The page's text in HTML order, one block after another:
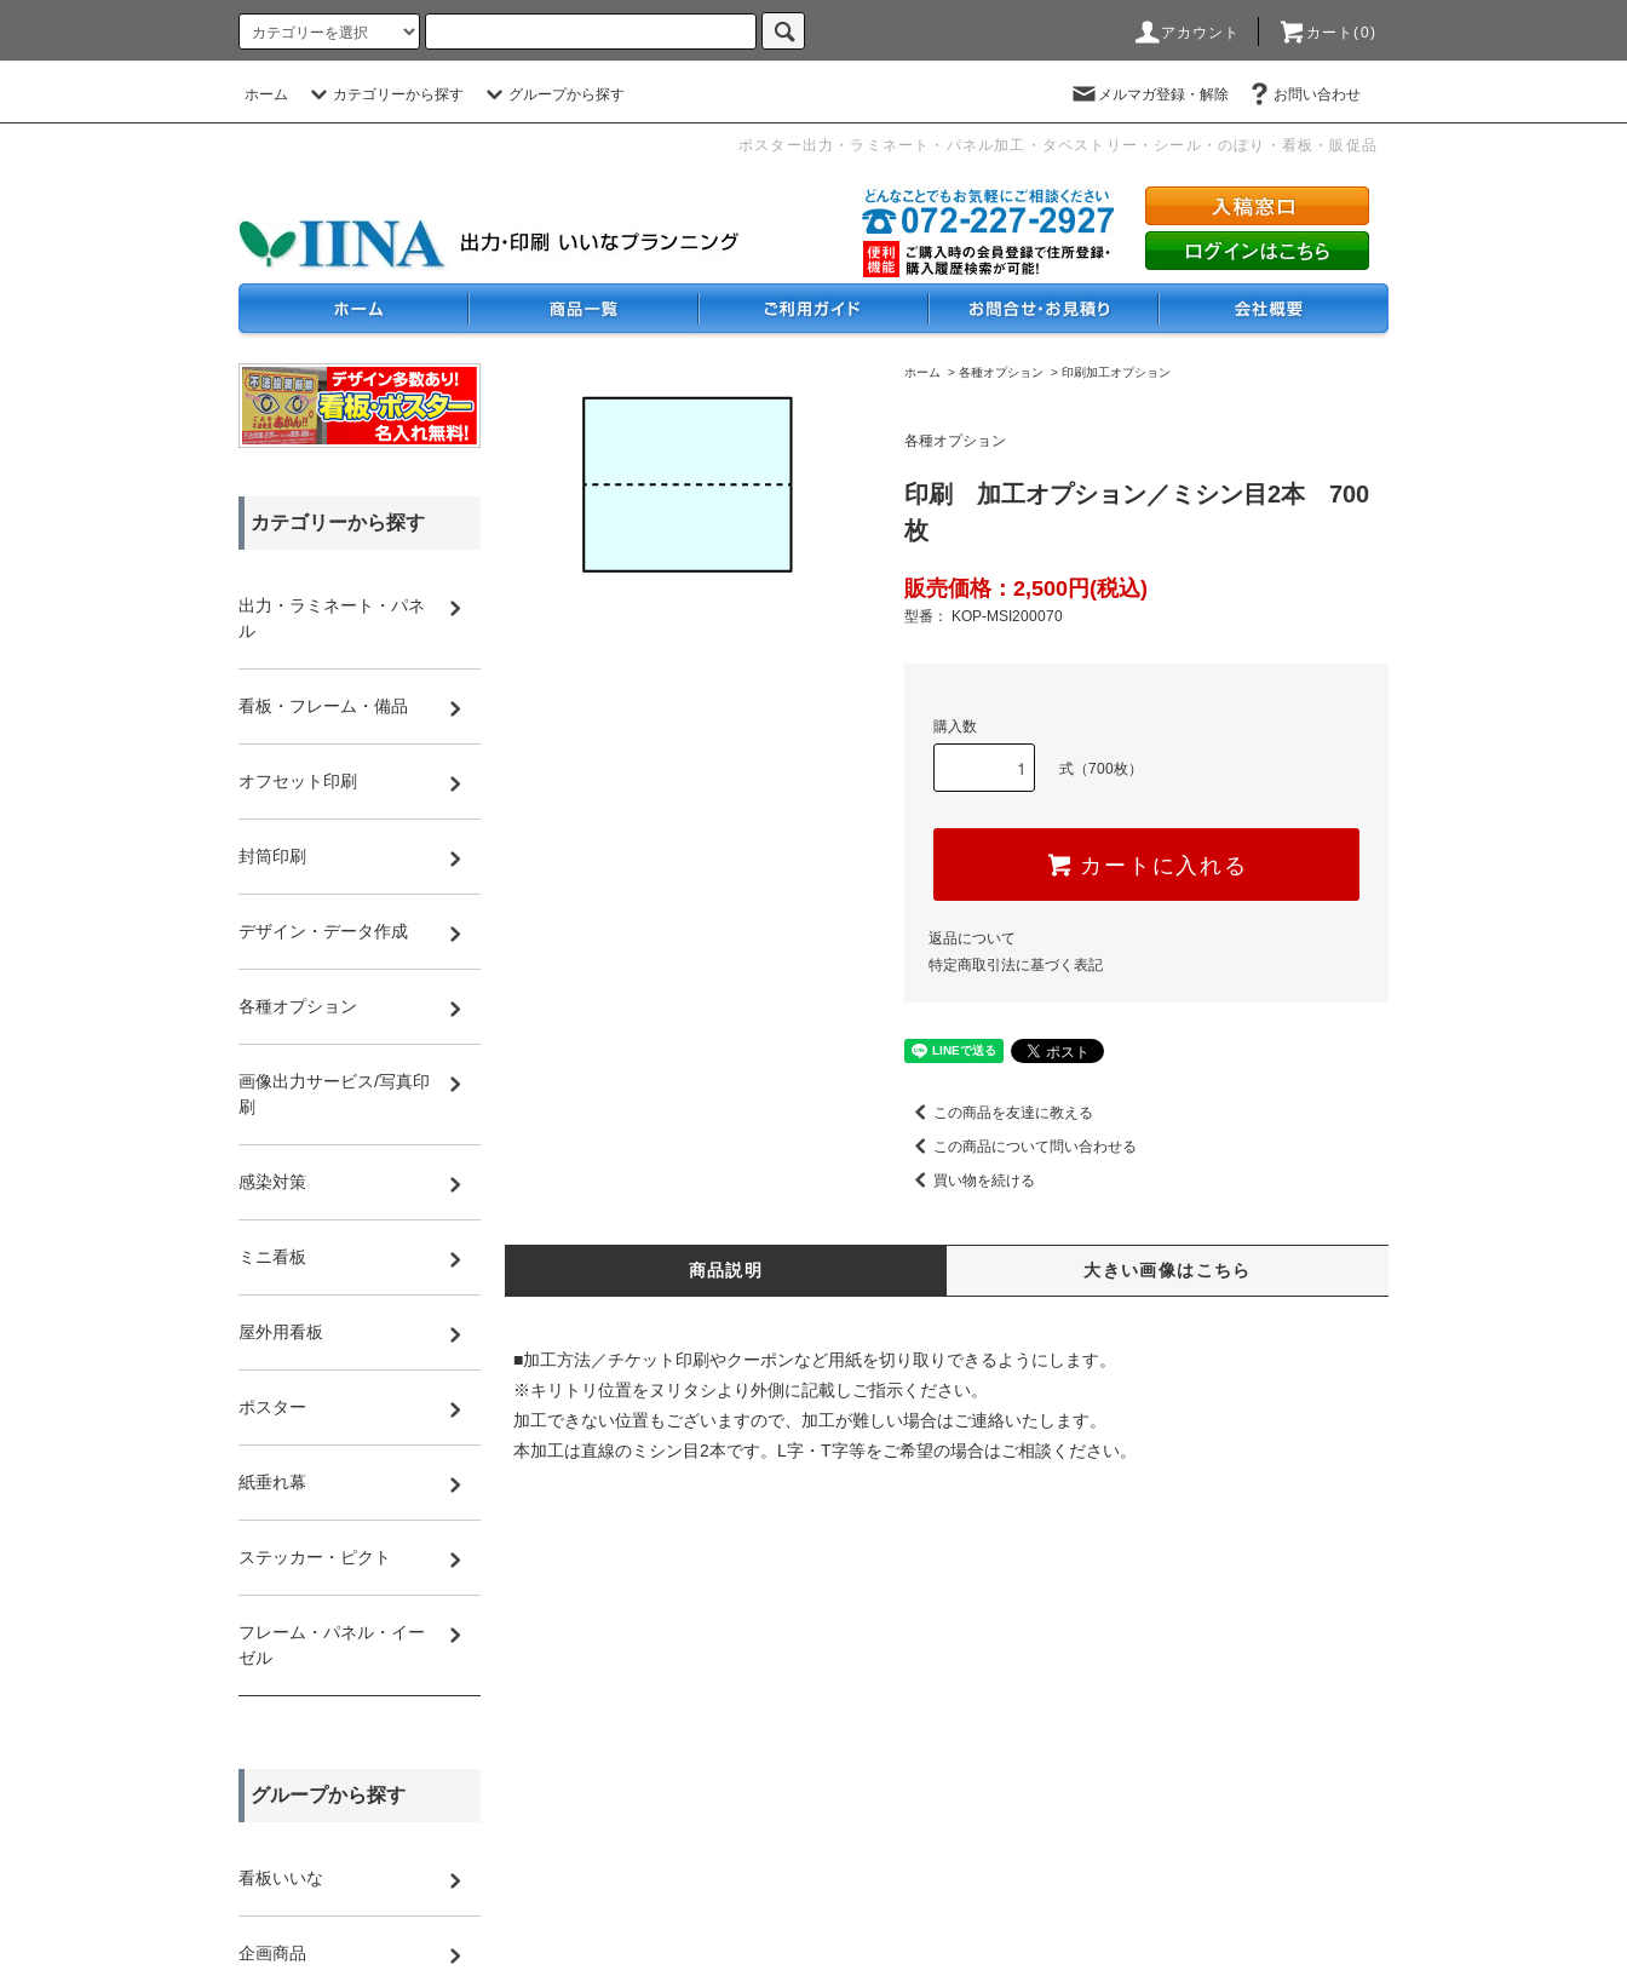
アカウント カート(0)
ホーム カテゴリーから探す グループから探す メルマガ登録・解除 お問い合わせ
ポスター出力・ラミネート・パネル加工・タペストリー・シール・のぼり・看板・販促品
ホーム > 各種オプション > 印刷加工オプション
各種オプション
印刷 加工オプション／ミシン目2本 700
枚
販売価格：2,500円(税込)
型番： KOP-MSI200070
購入数
式（700枚）
カートに入れる
返品について
特定商取引法に基づく表記
この商品を友達に教える
この商品について問い合わせる
買い物を続ける
商品説明 大きい画像はこちら
■加工方法／チケット印刷やクーポンなど用紙を切り取りできるようにします。
※キリトリ位置をヌリタシより外側に記載しご指示ください。
加工できない位置もございますので、加工が難しい場合はご連絡いたします。
本加工は直線のミシン目2本です。L字・T字等をご希望の場合はご相談ください。
カテゴリーから探す
出力・ラミネート・パネ
ル
看板・フレーム・備品
オフセット印刷
封筒印刷
デザイン・データ作成
各種オプション
画像出力サービス/写真印
刷
感染対策
ミニ看板
屋外用看板
ポスター
紙垂れ幕
ステッカー・ピクト
フレーム・パネル・イー
ゼル
グループから探す
看板いいな
企画商品